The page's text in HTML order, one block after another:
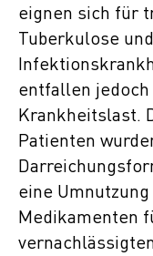
eignen sich für
Tuberkulose
entfallen jedoch
Krankheitslast.
Patienten
eine
Medikamenten